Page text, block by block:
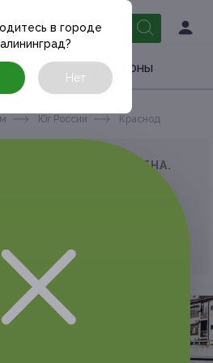
Туризм РестоКупоны
в городе
?
Нет
Юг России Краснодарский
ИСКАЛИ, ЗАВЕРШЕНА.
акции быстро